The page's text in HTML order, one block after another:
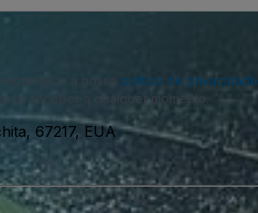
política de privacidade
as receber a qualquer momento.
67217, EUA